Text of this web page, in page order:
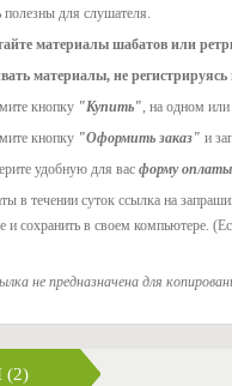
полезны для слушателя.
материалы шабатов или
материалы, не регистрируясь
кнопку "Купить", на одном или
кнопку "Оформить заказ" и
удобную для вас форму оплаты
в течении суток ссылка на
и сохранить в своем компьютере.
не предназначена для
(2)